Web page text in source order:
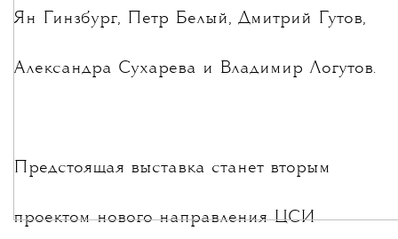
Ян Гинзбург, Петр Белый, Дмитрий Гутов,
Александра Сухарева и Владимир Логутов.
Предстоящая выставка станет вторым
проектом нового направления ЦСИ